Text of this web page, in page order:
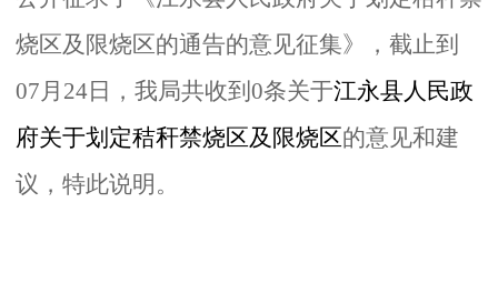
烧区及限烧区的通告的意见征集》
，截止到
07月24日，我局共收到0条关于江永县人民政
府关于划定秸秆禁烧区及限烧区的意见和建
议，特此说明。